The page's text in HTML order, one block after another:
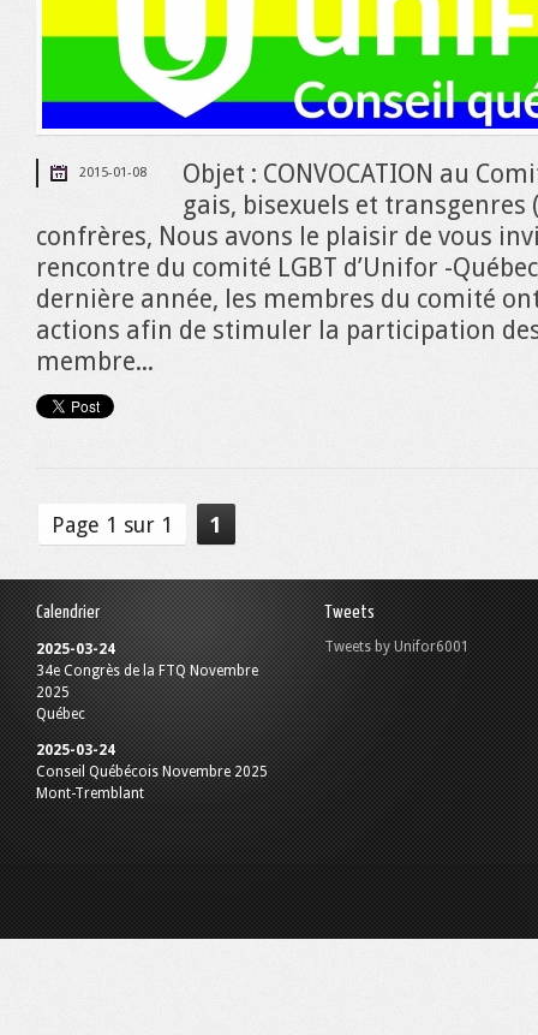
2015-01-08
Objet : CONVOCATION au
gais, bisexuels et transgenres
confrères, Nous avons le plaisir de vous
rencontre du comité LGBT d’Unifor -
dernière année, les membres du comité
actions afin de stimuler la participation
membre...
Page 1 sur 1 1
Calendrier
2025-03-24
34e Congrès de la FTQ Novembre
2025
Québec
2025-03-24
Conseil Québécois Novembre 2025
Mont-Tremblant
Tweets
Tweets by Unifor6001